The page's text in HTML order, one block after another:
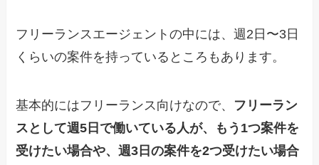
フリーランスエージェントの中には、週2日〜3日
くらいの案件を持っているところもあります。
基本的にはフリーランス向けなので、 フリーラン
スとして週5日で働いている人が、もう1つ案件を
受けたい場合や、週3日の案件を2つ受けたい場合